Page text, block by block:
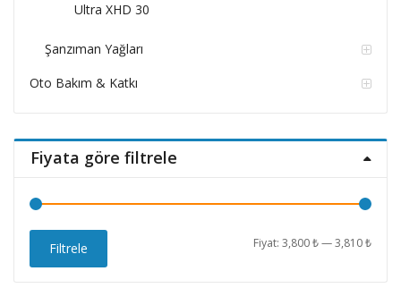
Ultra XHD 30
Şanzıman Yağları
Oto Bakım & Katkı
Fiyata göre filtrele
En
En
Filtrele Fiyat:3,800 ₺—3,810 ₺